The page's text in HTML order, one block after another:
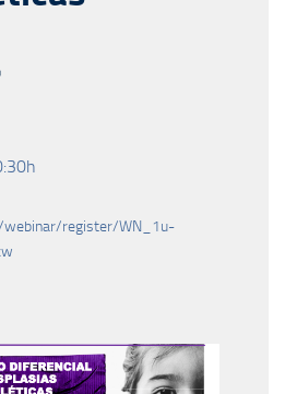
webinar/register/WN_1u-